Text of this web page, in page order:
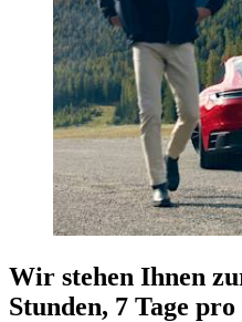
Wir stehen Ihnen
Stunden, 7 Tage pro